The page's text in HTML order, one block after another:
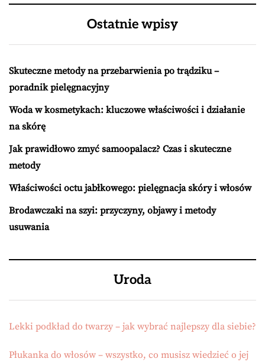
Ostatnie wpisy
Skuteczne metody na przebarwienia po trądziku –
poradnik pielęgnacyjny
Woda w kosmetykach: kluczowe właściwości i działanie
na skórę
Jak prawidłowo zmyć samoopalacz? Czas i skuteczne
metody
Właściwości octu jabłkowego: pielęgnacja skóry i włosów
Brodawczaki na szyi: przyczyny, objawy i metody
usuwania
Uroda
Lekki podkład do twarzy – jak wybrać najlepszy dla siebie?
Płukanka do włosów – wszystko, co musisz wiedzieć o jej